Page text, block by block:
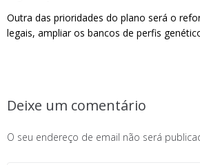
Outra das prioridades do plano será o
legais, ampliar os bancos de perfis
Deixe um comentário
O seu endereço de email não será